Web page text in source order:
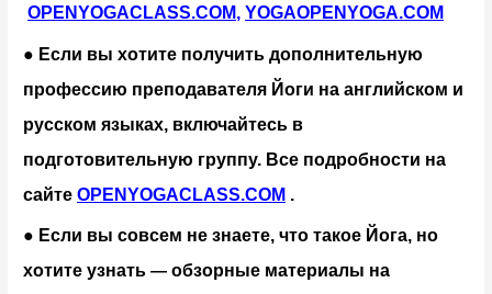
OPENYOGACLASS.COM, YOGAOPENYOGA.COM
● Если вы хотите получить дополнительную
профессию преподавателя Йоги на английском и
русском языках, включайтесь в
подготовительную группу. Все подробности на
сайте OPENYOGACLASS.COM .
● Если вы совсем не знаете, что такое Йога, но
хотите узнать — обзорные материалы на